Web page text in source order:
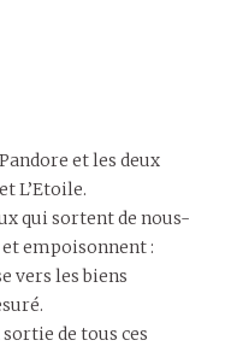
et les deux
L’Etoile.
qui sortent de nous-
empoisonnent :
vers les biens
de tous ces